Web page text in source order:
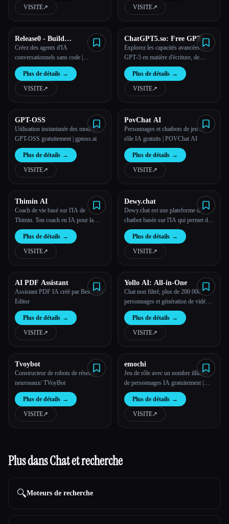
VISITE↗︎ VISITE↗︎
Release0 - Build
Conversational Chatbot
Agents
Créez des agents d'IA
conversationnels sans code |
Release0
Plus de détails →
VISITE↗︎
ChatGPT5.so: Free GPT‑5
Online With No Login
Explorez les capacités avancées du
GPT‑5 en matière d'écriture, de
codage et de raisonnement.
Accessible instantanément en ligne et
gratuitement, aucun compte n'est
requis.
Plus de détails →
VISITE↗︎
GPT-OSS
Utilisation instantanée des modèles
GPT-OSS gratuitement | gptoss.ai
Plus de détails →
VISITE↗︎
PovChat AI
Personnages et chatbots de jeu de
rôle IA gratuits | POVChat AI
Plus de détails →
VISITE↗︎
Thimin AI
Coach de vie basé sur l'IA de
Thimin. Ton coach en IA pour la
croissance et la motivation.
Plus de détails →
VISITE↗︎
Dewy.chat
Dewy.chat est une plateforme de
chatbot basée sur l'IA qui permet de
raconter des histoires interactives, de
discuter avec des personnages et
d'explorer des mondes fictifs par le
biais du dialogue.
Plus de détails →
VISITE↗︎
AI PDF Assistant
Assistant PDF IA créé par Best PDF
Editor
Plus de détails →
VISITE↗︎
Yollo AI: All-in-One
Chat non filtré, plus de 200 000
personnages et génération de vidéos
par IA
Plus de détails →
VISITE↗︎
Tvoybot
Constructeur de robots de réseaux
neuronaux/ TVoyBot
Plus de détails →
VISITE↗︎
emochi
Jeu de rôle avec un nombre illimité
de personnages IA gratuitement |
Emochi
Plus de détails →
VISITE↗︎
Plus dans Chat et recherche
🔍Moteurs de recherche